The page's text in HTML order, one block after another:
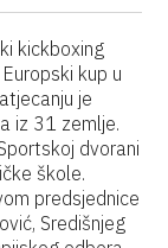
kickboxing
kup u
je
iz 31 zemlje.
dvorani
škole.
predsjednice
Središnjeg